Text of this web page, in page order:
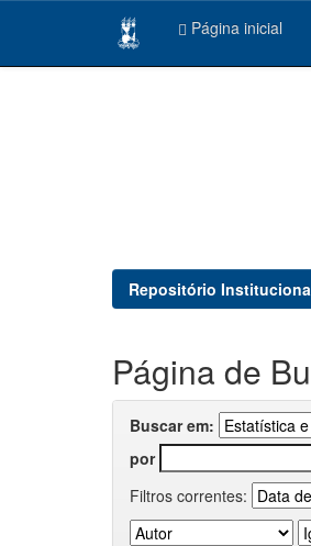
Página inicial
Repositório
Página de
Buscar em:
por
Filtros correntes: